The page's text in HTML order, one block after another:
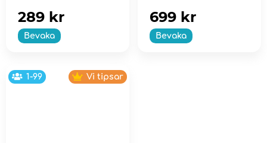
Bevaka
289 kr
Bevaka
699 kr
1-99 Vi tipsar